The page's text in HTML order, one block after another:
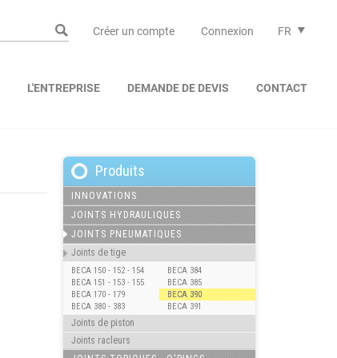
FR
Créer un compte Connexion
L'ENTREPRISE DEMANDE DE DEVIS CONTACT
Produits
INNOVATIONS
JOINTS HYDRAULIQUES
JOINTS PNEUMATIQUES
Joints de tige
BECA 150 - 152 - 154
BECA 151 - 153 - 155
BECA 170 - 179
BECA 380 - 383
BECA 384
BECA 385
BECA 390
BECA 391
Joints de piston
Joints racleurs